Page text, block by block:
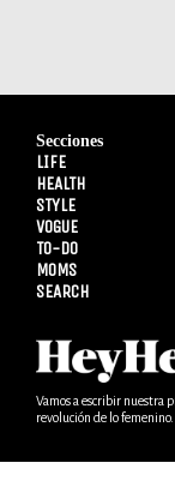
Secciones
LIFE
HEALTH
STYLE
VOGUE
TO-DO
MOMS
SEARCH
Vamos a escribir nuestra
revolución de lo femenino.